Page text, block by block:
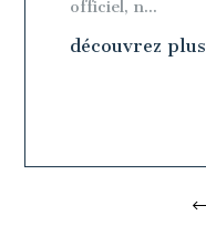
officiel, n...
découvrez plus